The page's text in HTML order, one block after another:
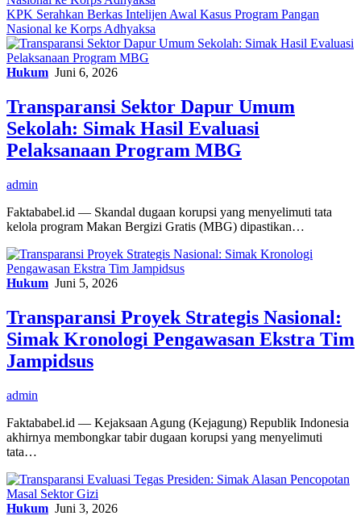
KPK Serahkan Berkas Intelijen Awal Kasus Program Pangan
Nasional ke Korps Adhyaksa
Hukum Juni 6, 2026
Transparansi Sektor Dapur Umum
Sekolah: Simak Hasil Evaluasi
Pelaksanaan Program MBG
admin
Faktababel.id — Skandal dugaan korupsi yang menyelimuti tata
kelola program Makan Bergizi Gratis (MBG) dipastikan…
Hukum Juni 5, 2026
Transparansi Proyek Strategis Nasional:
Simak Kronologi Pengawasan Ekstra Tim
Jampidsus
admin
Faktababel.id — Kejaksaan Agung (Kejagung) Republik Indonesia
akhirnya membongkar tabir dugaan korupsi yang menyelimuti
tata…
Hukum Juni 3, 2026